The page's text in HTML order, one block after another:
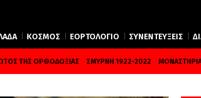
ΚΟΣΜΟΣ ΕΟΡΤΟΛΟΓΙΟ ΣΥΝΕΝΤΕΥΞΕΙΣ
ΤΗΣ ΟΡΘΟΔΟΞΙΑΣ ΣΜΥΡΝΗ 1922-2022